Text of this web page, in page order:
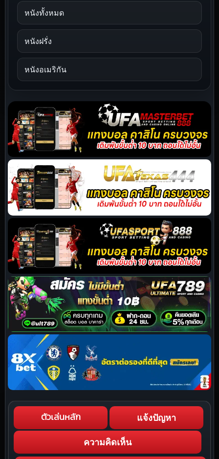
หนังทั้งหมด
หนังฝรั่ง
หนังอเมริกัน
ตัวเล่นหลัก แจ้งปัญหา
ความคิดเห็น